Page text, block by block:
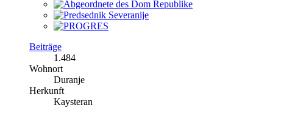
Beiträge
1.484
Wohnort
Duranje
Herkunft
Kaysteran